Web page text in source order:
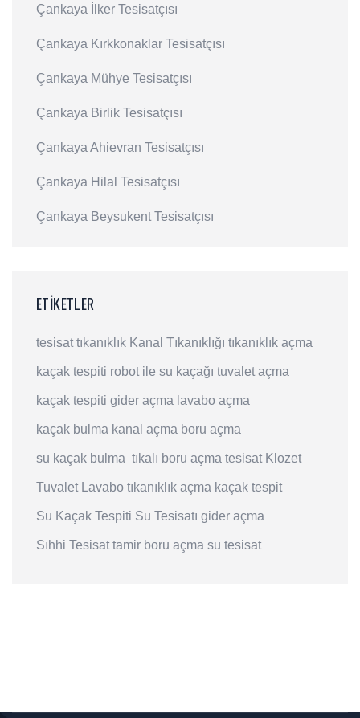
Çankaya İlker Tesisatçısı
Çankaya Kırkkonaklar Tesisatçısı
Çankaya Mühye Tesisatçısı
Çankaya Birlik Tesisatçısı
Çankaya Ahievran Tesisatçısı
Çankaya Hilal Tesisatçısı
Çankaya Beysukent Tesisatçısı
ETIKETLER
tesisat tıkanıklık Kanal Tıkanıklığı tıkanıklık açma
kaçak tespiti robot ile su kaçağı tuvalet açma
kaçak tespiti gider açma lavabo açma
kaçak bulma kanal açma boru açma
su kaçak bulma tıkalı boru açma tesisat Klozet
Tuvalet Lavabo tıkanıklık açma kaçak tespit
Su Kaçak Tespiti Su Tesisatı gider açma
Sıhhi Tesisat tamir boru açma su tesisat